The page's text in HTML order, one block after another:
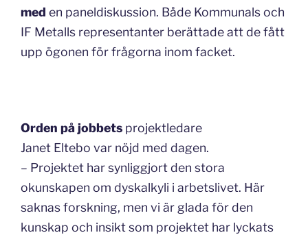
med en paneldiskussion. Både Kommunals och
IF Metalls representanter berättade att de fått
upp ögonen för frågorna inom facket.
Orden på jobbets projektledare
Janet Eltebo var nöjd med dagen.
– Projektet har synliggjort den stora
okunskapen om dyskalkyli i arbetslivet. Här
saknas forskning, men vi är glada för den
kunskap och insikt som projektet har lyckats